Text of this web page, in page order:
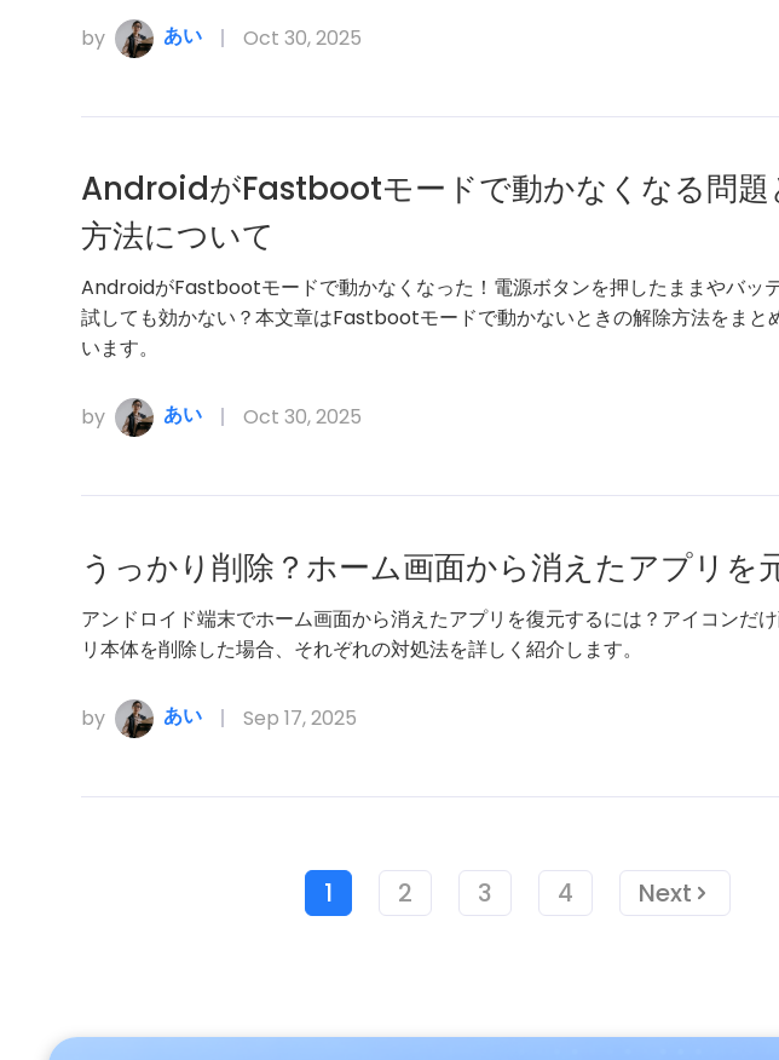
by あい Oct 30, 2025
AndroidがFastbootモードで動かなくなる問題
方法について
AndroidがFastbootモードで動かなくなった！電源ボタンを押したままやバッ
試しても効かない？本文章はFastbootモードで動かないときの解除方法をまと
います。
by あい Oct 30, 2025
うっかり削除？ホーム画面から消えたアプリを
アンドロイド端末でホーム画面から消えたアプリを復元するには？アイコンだ
リ本体を削除した場合、それぞれの対処法を詳しく紹介します。
by あい Sep 17, 2025
1 2 3 4 Next